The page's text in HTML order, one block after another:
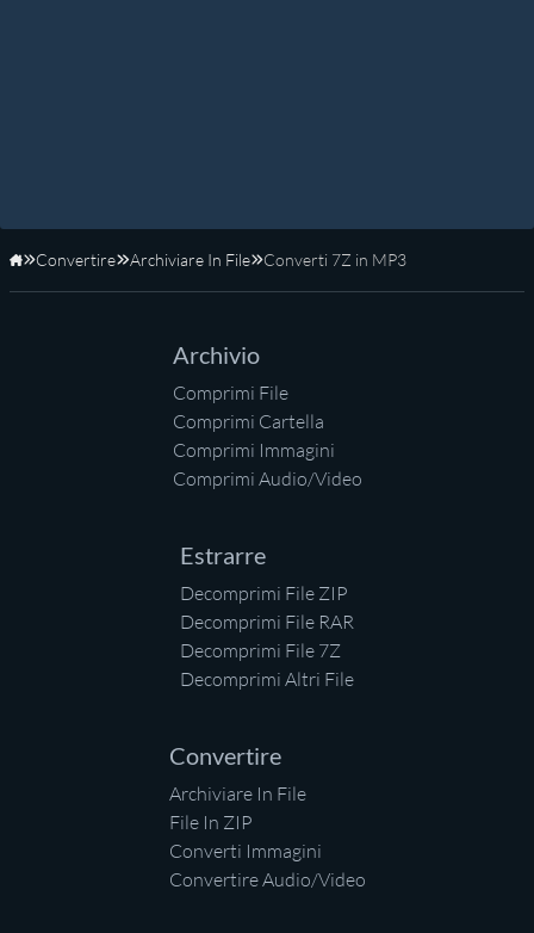
Home
Convertire Archiviare In File Converti 7Z in MP3
Archivio
Comprimi File
Comprimi Cartella
Comprimi Immagini
Comprimi Audio/Video
Estrarre
Decomprimi File ZIP
Decomprimi File RAR
Decomprimi File 7Z
Decomprimi Altri File
Convertire
Archiviare In File
File In ZIP
Converti Immagini
Convertire Audio/Video